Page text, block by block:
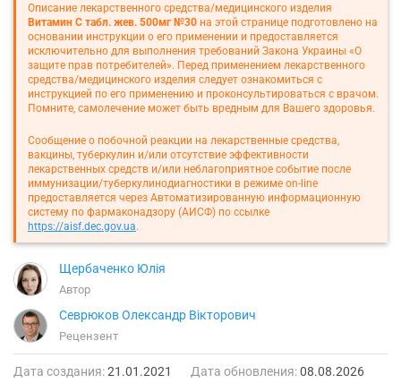
Описание лекарственного средства/медицинского изделия
Витамин С табл. жев. 500мг №30 на этой странице подготовлено на
основании инструкции о его применении и предоставляется
исключительно для выполнения требований Закона Украины «О
защите прав потребителей». Перед применением лекарственного
средства/медицинского изделия следует ознакомиться с
инструкцией по его применению и проконсультироваться с врачом.
Помните, самолечение может быть вредным для Вашего здоровья.
Сообщение о побочной реакции на лекарственные средства,
вакцины, туберкулин и/или отсутствие эффективности
лекарственных средств и/или неблагоприятное событие после
иммунизации/туберкулинодиагностики в режиме on-line
предоставляется через Автоматизированную информационную
систему по фармаконадзору (АИСФ) по ссылке
https://aisf.dec.gov.ua.
Щербаченко Юлія
Автор
Севрюков Олександр Вікторович
Рецензент
Дата создания:21.01.2021 Дата обновления:08.08.2026